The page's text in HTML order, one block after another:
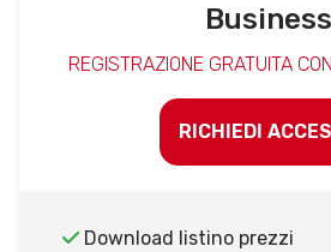
Business
REGISTRAZIONE GRATUITA
RICHIEDI
Download listino prezzi